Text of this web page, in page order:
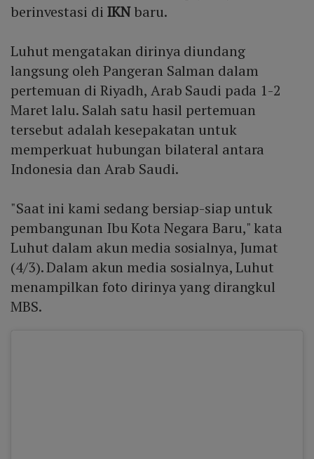
berinvestasi di IKNbaru.
Luhut mengatakan dirinya diundang
langsung oleh Pangeran Salman dalam
pertemuan di Riyadh, Arab Saudi pada 1-2
Maret lalu. Salah satu hasil pertemuan
tersebut adalah kesepakatan untuk
memperkuat hubungan bilateral antara
Indonesia dan Arab Saudi.
"Saat ini kami sedang bersiap-siap untuk
pembangunan Ibu Kota Negara Baru," kata
Luhut dalam akun media sosialnya, Jumat
(4/3). Dalam akun media sosialnya, Luhut
menampilkan foto dirinya yang dirangkul
MBS.